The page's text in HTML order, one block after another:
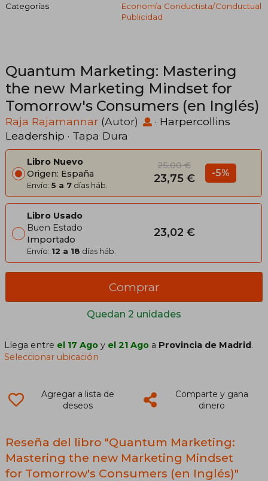
Categorías
Economía Conductista/conductual
Publicidad
Quantum Marketing: Mastering
the new Marketing Mindset for
Tomorrow's Consumers (en Inglés)
Raja Rajamannar (Autor) · Harpercollins
Leadership · Tapa Dura
Libro Nuevo
Origen: España
Envío: 5 a 7 días háb.
25,00 €
23,75 € -5%
Libro Usado
Buen Estado
Importado
Envío: 12 a 18 días háb.
23,02 €
Quedan 2 unidades
Comprar
Llega entre el 17 Ago y el 21 Ago a Provincia de Madrid.
Seleccionar ubicación
Agregar a lista de
deseos
Comparte y gana
dinero
Reseña del libro "Quantum Marketing:
Mastering the new Marketing Mindset
for Tomorrow's Consumers (en Inglés)"